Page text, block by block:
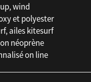
wind
et polyester
ailes kitesurf
néoprène
on line